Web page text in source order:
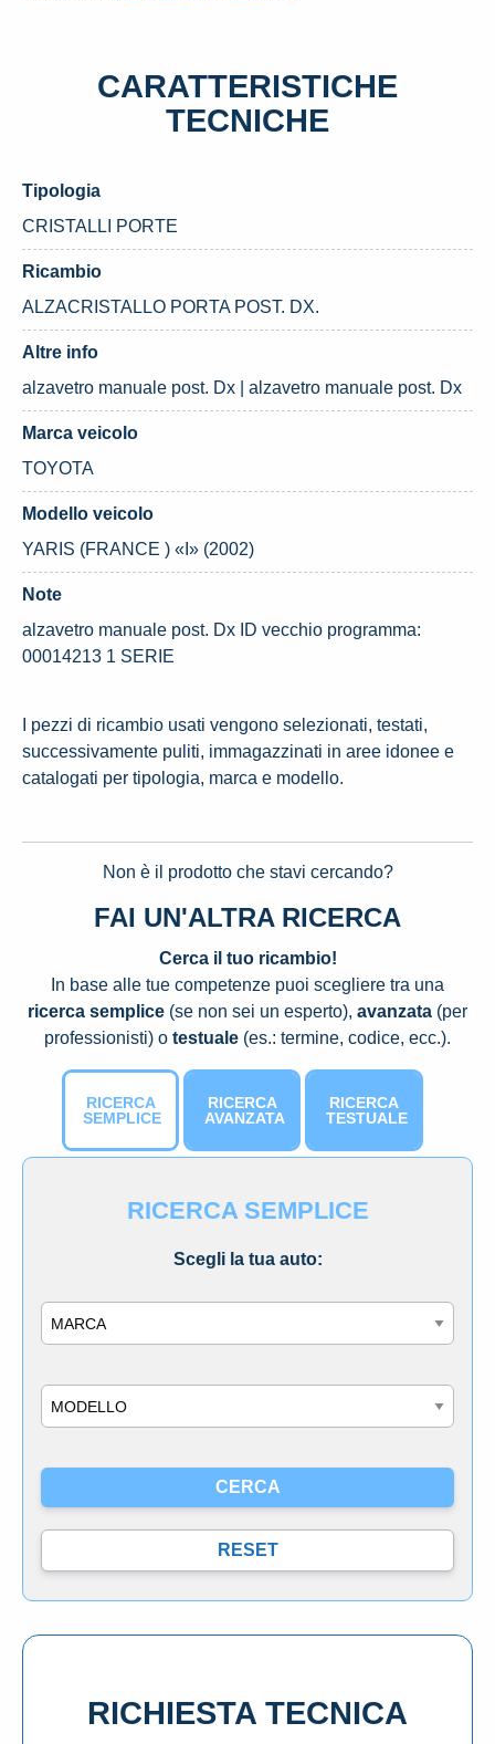
CARATTERISTICHE
TECNICHE
Tipologia
CRISTALLI PORTE
Ricambio
ALZACRISTALLO PORTA POST. DX.
Altre info
alzavetro manuale post. Dx | alzavetro manuale post. Dx
Marca veicolo
TOYOTA
Modello veicolo
YARIS (FRANCE ) «I» (2002)
Note
alzavetro manuale post. Dx ID vecchio programma:
00014213 1 SERIE
I pezzi di ricambio usati vengono selezionati, testati,
successivamente puliti, immagazzinati in aree idonee e
catalogati per tipologia, marca e modello.
Non è il prodotto che stavi cercando?
FAI UN'ALTRA RICERCA
Cerca il tuo ricambio!
In base alle tue competenze puoi scegliere tra una
ricerca semplice (se non sei un esperto), avanzata (per
professionisti) o testuale (es.: termine, codice, ecc.).
RICERCA
SEMPLICE
RICERCA
AVANZATA
RICERCA
TESTUALE
RICERCA SEMPLICE
Scegli la tua auto:
RICHIESTA TECNICA